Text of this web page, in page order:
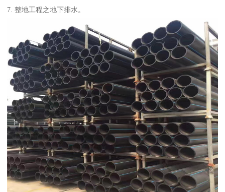
7. 整地工程之地下排水。